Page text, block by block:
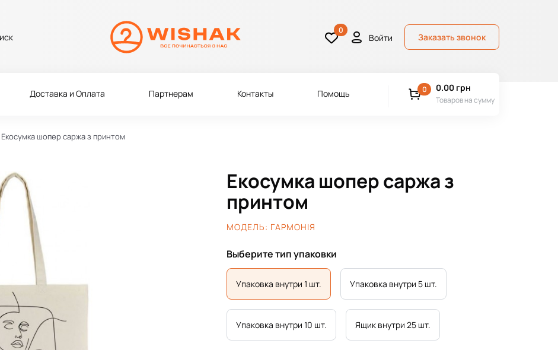
0
Войти Заказать звонок
Доставка и Оплата Партнерам Контакты Помощь 0 0.00 грн
Товаров на сумму
Екосумка шопер саржа з принтом
Екосумка шопер саржа з
принтом
МОДЕЛЬ: ГАРМОНІЯ
Выберите тип упаковки
Упаковка внутри 1 шт. Упаковка внутри 5 шт.
Упаковка внутри 10 шт. Ящик внутри 25 шт.